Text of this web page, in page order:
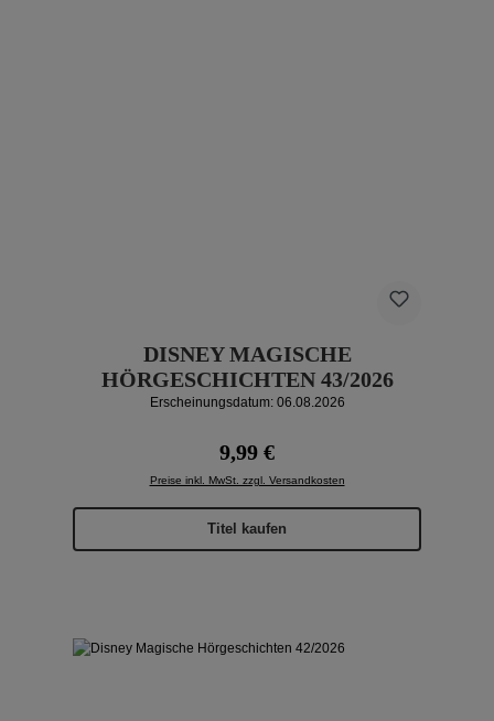
DISNEY MAGISCHE
HÖRGESCHICHTEN 43/2026
Erscheinungsdatum: 06.08.2026
Regulärer Preis:
9,99 €
Preise inkl. MwSt. zzgl. Versandkosten
Titel kaufen